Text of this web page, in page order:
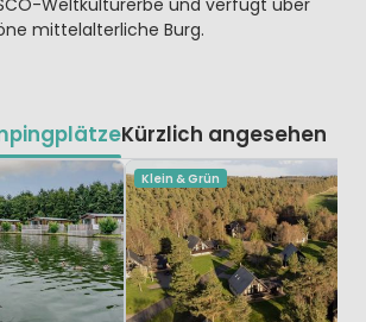
Weltkulturerbe und verfügt über
mittelalterliche Burg.
Kürzlich angesehen
Klein & Grün